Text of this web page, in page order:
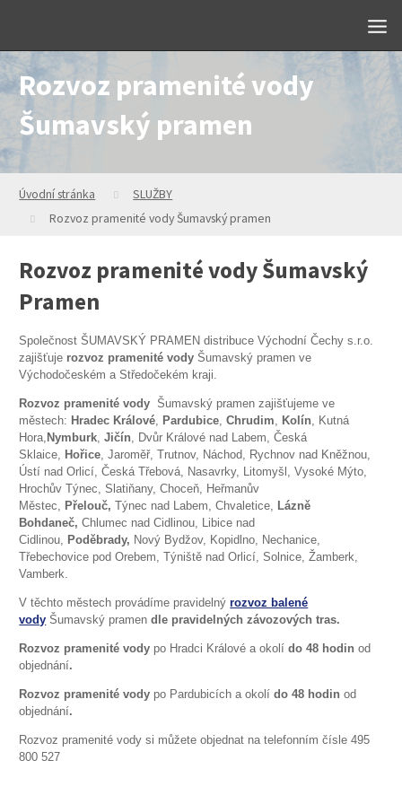
Rozvoz pramenité vody
Šumavský pramen
Úvodní stránka
SLUŽBY
Rozvoz pramenité vody Šumavský pramen
Rozvoz pramenité vody Šumavský
Pramen
Společnost ŠUMAVSKÝ PRAMEN distribuce Východní Čechy s.r.o.
zajišťuje rozvoz pramenité vody Šumavský pramen ve
Východočeském a Středočekém kraji.
Rozvoz pramenité vody Šumavský pramen zajišťujeme ve
městech: Hradec Králové, Pardubice,Chrudim, Kolín, Kutná
Hora, Nymburk,Jičín, Dvůr Králové nad Labem, Česká
Sklaice, Hořice, Jaroměř, Trutnov, Náchod, Rychnov nad Kněžnou,
Ústí nad Orlicí, Česká Třebová, Nasavrky, Litomyšl, Vysoké Mýto,
Hrochův Týnec, Slatiňany, Choceň, Heřmanův
Městec, Přelouč,Týnec nad Labem, Chvaletice, Lázně
Bohdaneč,Chlumec nad Cidlinou, Libice nad
Cidlinou, Poděbrady, Nový Bydžov, Kopidlno, Nechanice,
Třebechovice pod Orebem, Týniště nad Orlicí, Solnice, Žamberk,
Vamberk.
V těchto městech provádíme pravidelnýrozvoz balené
vody Šumavský pramendle pravidelných závozových tras.
Rozvoz pramenité vody po Hradci Králové a okolído 48 hodin od
objednání.
Rozvoz pramenité vody po Pardubicích a okolído 48 hodinod
objednání.
Rozvoz pramenité vody si můžete objednat na telefonním čísle 495
800 527